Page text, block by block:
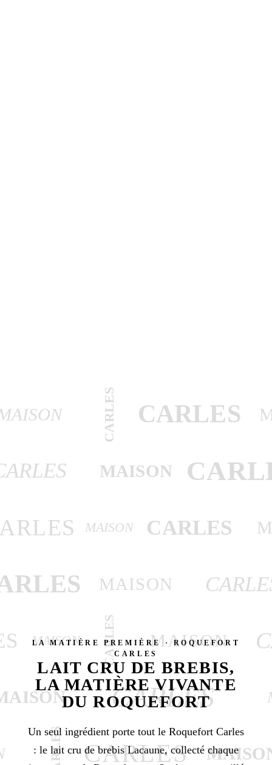
CARLES CARLES
MAISON
MAISON CARLES
MAISON
MAISON CARLES MAISON
CARLES
CARLES CARLES
LA MATIÈRE PREMIÈRE · ROQUEFORT
CARLES
LAIT CRU DE BREBIS,
LA MATIÈRE VIVANTE
DU ROQUEFORT
Un seul ingrédient porte tout le Roquefort Carles
: le lait cru de brebis Lacaune, collecté chaque